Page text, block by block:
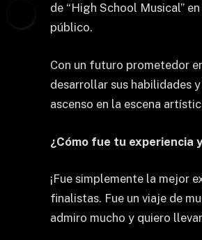
de “High School Musical”
público.
Con un futuro prometedor
desarrollar sus habilidades
ascenso en la escena
¿Cómo fue tu experiencia
¡Fue simplemente la mejor
finalistas. Fue un viaje de
admiro mucho y quiero